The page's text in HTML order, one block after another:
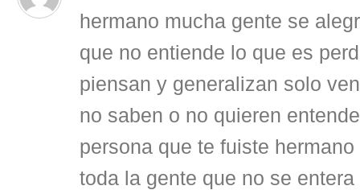
hermano mucha gente se
que no entiende lo que es
piensan y generalizan solo
no saben o no quieren
persona que te fuiste
toda la gente que no se